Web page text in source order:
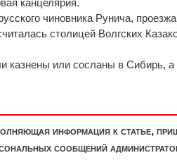
чиновника Рунича,
столицей Волгских
казнены или сосланы в Сибирь,
информация к статье,
сообщений